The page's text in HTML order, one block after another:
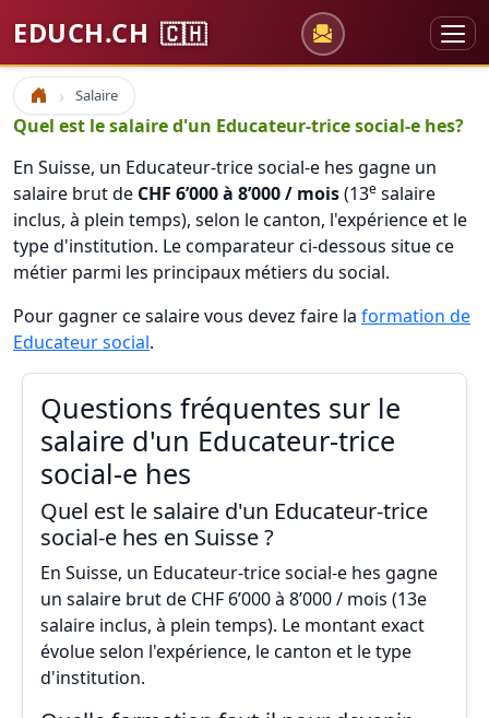
EDUCH.CH 🇨🇭
Accueil Salaire
Quel est le salaire d'un Educateur-trice social-e hes?
En Suisse, un Educateur-trice social-e hes gagne un
salaire brut de CHF 6’000 à 8’000 / mois(13e salaire
inclus, à plein temps), selon le canton, l'expérience et le
type d'institution. Le comparateur ci-dessous situe ce
métier parmi les principaux métiers du social.
Pour gagner ce salaire vous devez faire la formation de
Educateur social.
Questions fréquentes sur le
salaire d'un Educateur-trice
social-e hes
Quel est le salaire d'un Educateur-trice
social-e hes en Suisse ?
En Suisse, un Educateur-trice social-e hes gagne
un salaire brut de CHF 6’000 à 8’000 / mois (13e
salaire inclus, à plein temps). Le montant exact
évolue selon l'expérience, le canton et le type
d'institution.